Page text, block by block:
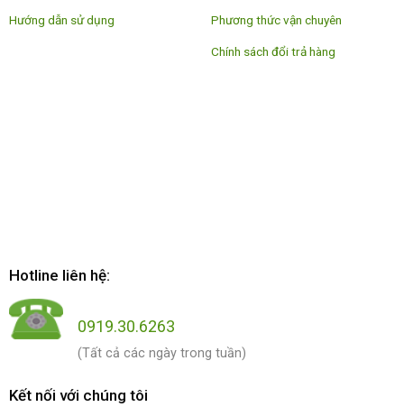
Hướng dẫn sử dụng Phương thức vận chuyên
Chính sách đổi trả hàng
Hotline liên hệ:
0919.30.6263
(Tất cả các ngày trong tuần)
Kết nối với chúng tôi